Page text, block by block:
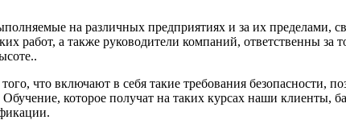
на различных предприятиях и за их пределами,
работ, а также руководители компаний, ответственны
что включают в себя такие требования безопасности,
которое получат на таких курсах наши клиенты,